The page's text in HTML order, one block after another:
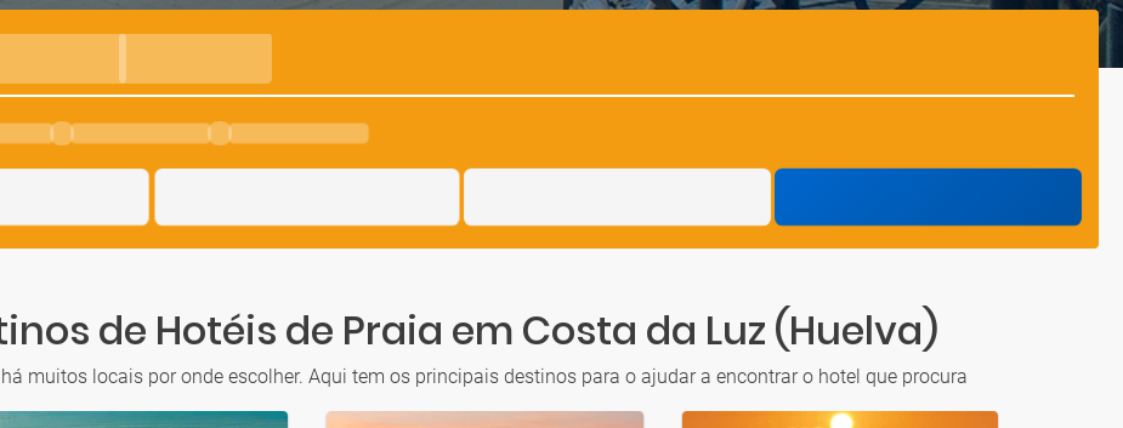
de Hotéis de Praia em Costa da Luz (Huelva)
muitos locais por onde escolher. Aqui tem os principais destinos para o ajudar a encontrar o hotel que procura